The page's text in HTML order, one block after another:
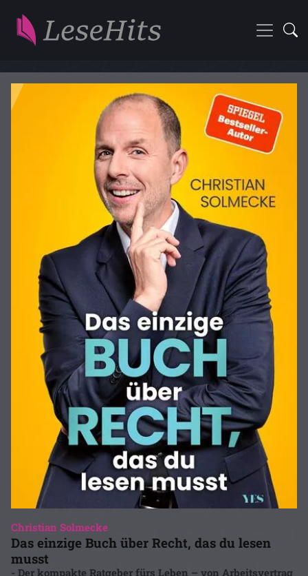
Christian Solmecke
Das einzige Buch über Recht, das du lesen
musst
- Der kompakte Ratgeber fürs Leben – von Arbeitsvertrag